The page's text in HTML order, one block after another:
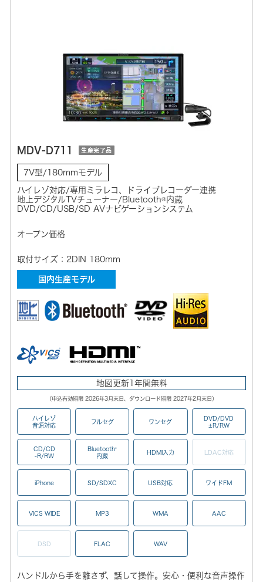
MDV-D711 生産完了品
7V型/180mmモデル
ハイレゾ対応/専用ミラレコ、ドライブレコーダー連携
地上デジタルTVチューナー/Bluetooth®内蔵
DVD/CD/USB/SD AVナビゲーションシステム
オープン価格
取付サイズ：2DIN 180mm
国内生産モデル
地図更新1年間無料
（申込有効期限 2026年3月末日、ダウンロード期限 2027年2月末日）
ハイレゾ
音源対応
フルセグ ワンセグ
DVD/DVD
±R/RW
CD/CD
-R/RW
Bluetooth®
内蔵
HDMI入力 LDAC対応
iPhone SD/SDXC USB対応 ワイドFM
VICS WIDE MP3 WMA AAC
DSD FLAC WAV
ハンドルから手を離さず、話して操作。安心・便利な音声操作